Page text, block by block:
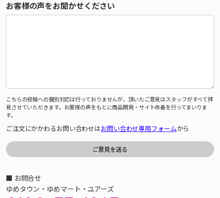
お客様の声をお聞かせください
こちらの投稿への個別対応は行っておりませんが、頂いたご意見はスタッフがすべて拝
見させていただきます。お客様の声をもとに商品開発・サイト改善を行ってまいりま
す。
ご注文にかかわるお問い合わせはお問い合わせ専用フォームから
■ お問合せ
ゆめタウン・ゆめマート・ユアーズ